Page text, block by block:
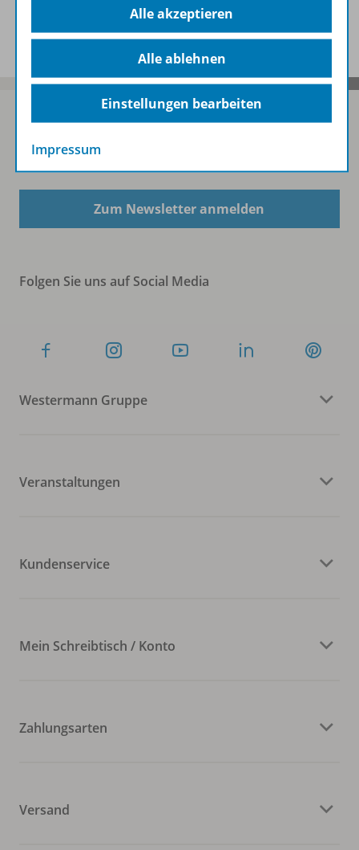
Sofort profitieren
Zum Newsletter anmelden
Folgen Sie uns auf Social Media
Westermann Gruppe
Veranstaltungen
Kundenservice
Mein Schreibtisch / Konto
Zahlungsarten
Versand
Alle akzeptieren
Alle ablehnen
Einstellungen bearbeiten
Impressum